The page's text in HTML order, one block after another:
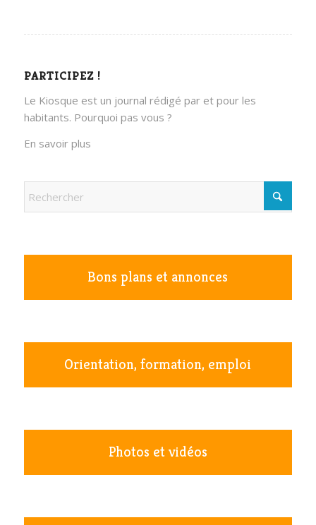
PARTICIPEZ !
Le Kiosque est un journal rédigé par et pour les
habitants. Pourquoi pas vous ?
En savoir plus
Bons plans et annonces
Orientation, formation, emploi
Photos et vidéos